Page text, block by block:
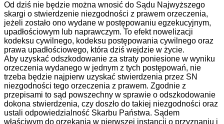
Od dziś nie będzie można wnosić do Sądu Najwyższego
skargi o stwierdzenie niezgodności z prawem orzeczenia,
jeżeli zostało ono wydane w postępowaniu egzekucyjnym,
upadłościowym lub naprawczym. To efekt nowelizacji
kodeksu cywilnego, kodeksu postępowania cywilnego oraz
prawa upadłościowego, która dziś wejdzie w życie.
Aby uzyskać odszkodowanie za straty poniesione w wyniku
orzeczenia wydanego w jednym z tych postępowań, nie
trzeba będzie najpierw uzyskać stwierdzenia przez SN
niezgodności tego orzeczenia z prawem. Zgodnie z
przepisami to sąd powszechny w sprawie o odszkodowanie
dokona stwierdzenia, czy doszło do takiej niezgodności oraz
ustali odpowiedzialność Skarbu Państwa. Sądem
właściwym do orzekania w pierwszej instancji o przyznaniu i